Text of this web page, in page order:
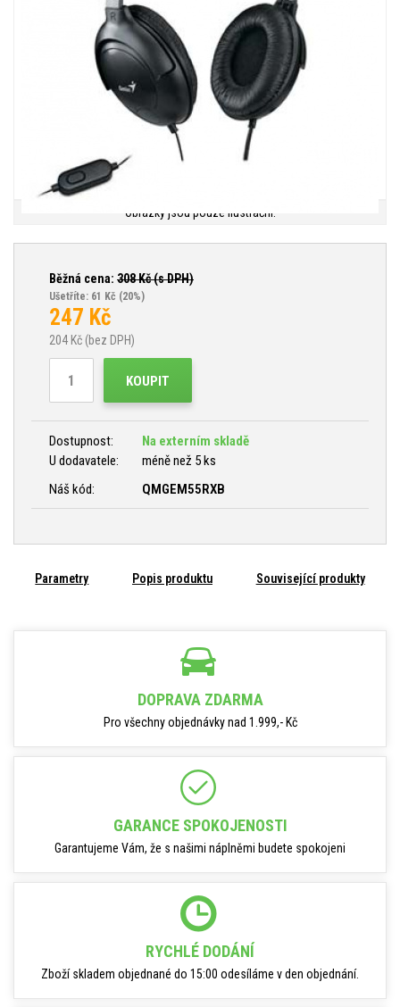
Obrázky jsou pouze ilustrační.
Běžná cena: 308Kč (s DPH)
Ušetříte: 61 Kč (20%)
247 Kč
204 Kč (bez DPH)
KOUPIT
Dostupnost:
Na externím skladě
U dodavatele:
méně než 5 ks
Náš kód:
QMGEM55RXB
Parametry Popis produktu Související produkty
DOPRAVA ZDARMA
Pro všechny objednávky nad 1.999,- Kč
GARANCE SPOKOJENOSTI
Garantujeme Vám, že s našimi náplněmi budete spokojeni
RYCHLÉ DODÁNÍ
Zboží skladem objednané do 15:00 odesíláme v den objednání.